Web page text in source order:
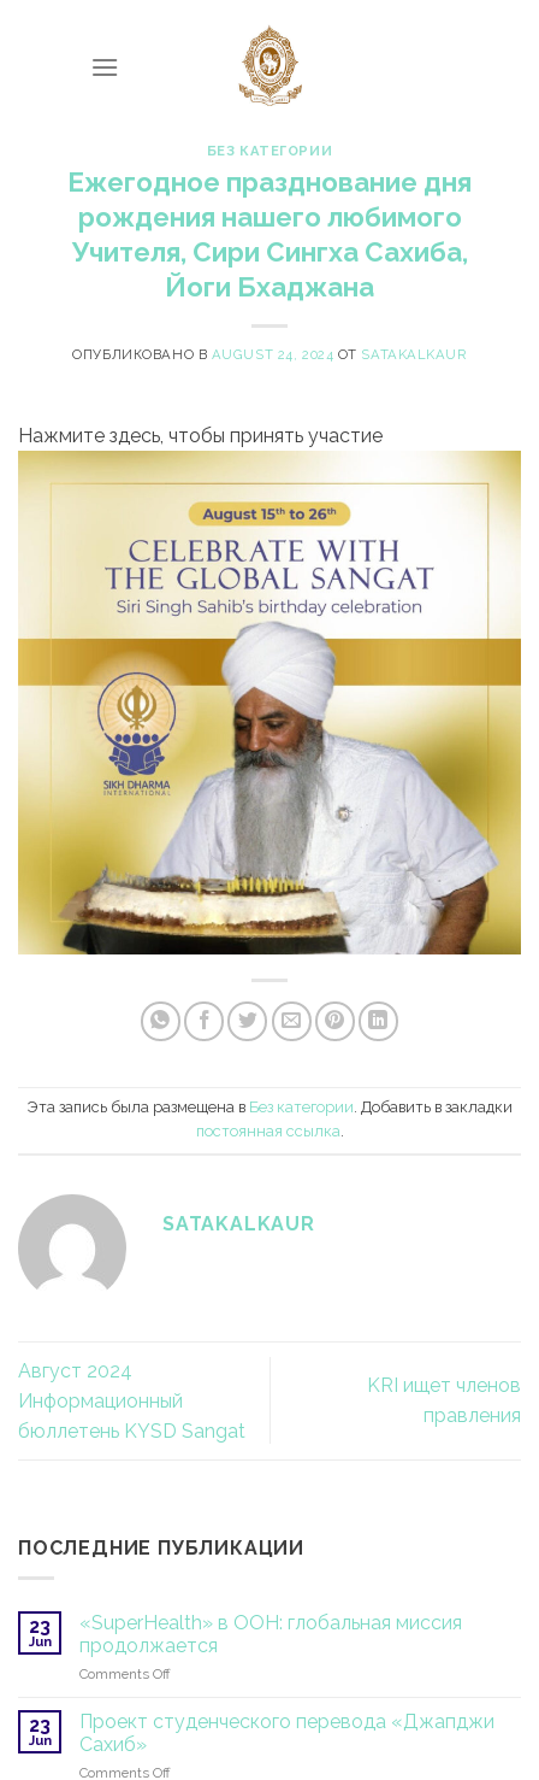
БЕЗ КАТЕГОРИИ
Ежегодное празднование дня
рождения нашего любимого
Учителя, Сири Сингха Сахиба,
Йоги Бхаджана
ОПУБЛИКОВАНО В AUGUST 24, 2024 ОТ SATAKALKAUR
Нажмите здесь, чтобы принять участие
Эта запись была размещена в Без категории . Добавить в закладки
постоянная ссылка
SATAKALKAUR
Август 2024
Информационный
бюллетень KYSD Sangat
KRI ищет членов
правления
ПОСЛЕДНИЕ ПУБЛИКАЦИИ
23
Jun
«SuperHealth» в ООН: глобальная миссия
продолжается
Comments Offon
ООН:
миссия
23
Jun
Проект студенческого перевода «Джапджи
Сахиб»
Comments Offon